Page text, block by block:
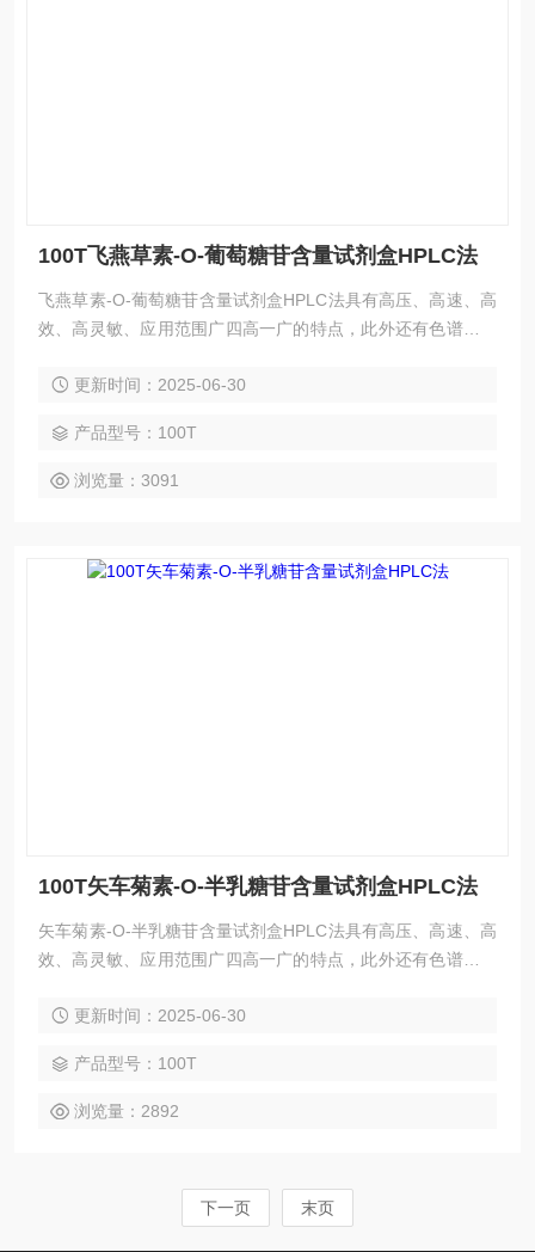
100T飞燕草素-O-葡萄糖苷含量试剂盒HPLC法
飞燕草素-O-葡萄糖苷含量试剂盒HPLC法具有高压、高速、高
效、高灵敏、应用范围广四高一广的特点，此外还有色谱柱可
泛，欢迎广大新老客户前来咨询选购。
更新时间：2025-06-30
产品型号：100T
浏览量：3091
100T矢车菊素-O-半乳糖苷含量试剂盒HPLC法
矢车菊素-O-半乳糖苷含量试剂盒HPLC法具有高压、高速、高
效、高灵敏、应用范围广四高一广的特点，此外还有色谱柱可
泛，欢迎广大新老客户前来咨询选购。
更新时间：2025-06-30
产品型号：100T
浏览量：2892
下一页 末页